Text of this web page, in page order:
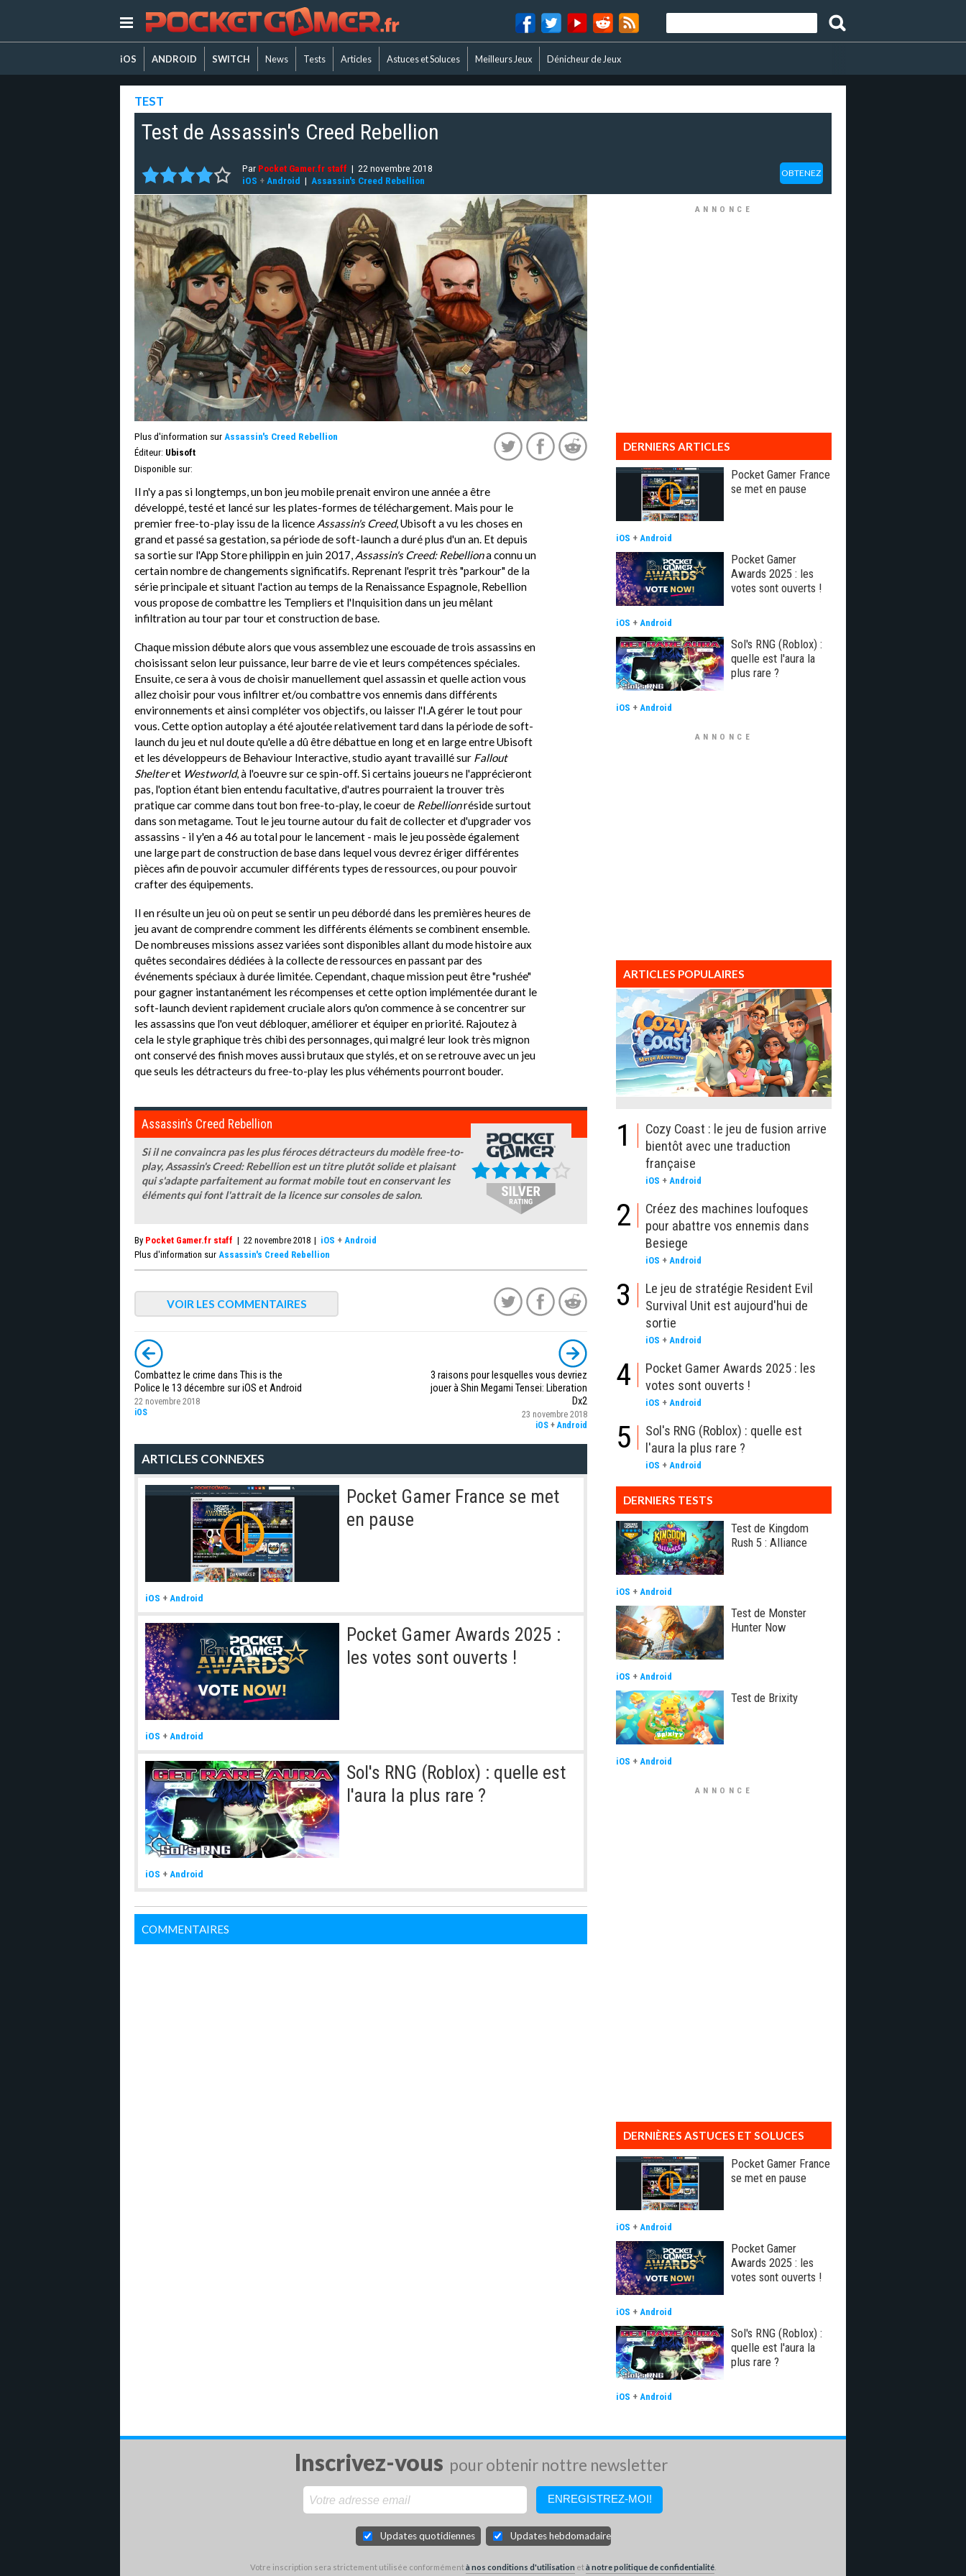
iOS ANDROID SWITCH News Tests Articles Astuces et Soluces Meilleurs Jeux Dénicheur de Jeux
TEST
Test de Assassin's Creed Rebellion
Par Pocket Gamer.fr staff | 22 novembre 2018
iOS + Android | Assassin's Creed Rebellion
OBTENEZ
Plus d'information sur Assassin's Creed Rebellion
Éditeur: Ubisoft
Disponible sur:
Il n'y a pas si longtemps, un bon jeu mobile prenait environ une année a être
développé, testé et lancé sur les plates-formes de téléchargement. Mais pour le
premier free-to-play issu de la licence Assassin's Creed, Ubisoft a vu les choses en
grand et passé sa gestation, sa période de soft-launch a duré plus d'un an. Et depuis
sa sortie sur l'App Store philippin en juin 2017, Assassin's Creed: Rebelliona connu un
certain nombre de changements significatifs. Reprenant l'esprit très "parkour" de la
série principale et situant l'action au temps de la Renaissance Espagnole, Rebellion
vous propose de combattre les Templiers et l'Inquisition dans un jeu mêlant
infiltration au tour par tour et construction de base.
Chaque mission débute alors que vous assemblez une escouade de trois assassins en
choisissant selon leur puissance, leur barre de vie et leurs compétences spéciales.
Ensuite, ce sera à vous de choisir manuellement quel assassin et quelle action vous
allez choisir pour vous infiltrer et/ou combattre vos ennemis dans différents
environnements et ainsi compléter vos objectifs, ou laisser l'I.A gérer le tout pour
vous. Cette option autoplay a été ajoutée relativement tard dans la période de soft-
launch du jeu et nul doute qu'elle a dû être débattue en long et en large entre Ubisoft
et les développeurs de Behaviour Interactive, studio ayant travaillé sur Fallout
Shelteret Westworld, à l'oeuvre sur ce spin-off. Si certains joueurs ne l'apprécieront
pas, l'option étant bien entendu facultative, d'autres pourraient la trouver très
pratique car comme dans tout bon free-to-play, le coeur de Rebellionréside surtout
dans son metagame. Tout le jeu tourne autour du fait de collecter et d'upgrader vos
assassins - il y'en a 46 au total pour le lancement - mais le jeu possède également
une large part de construction de base dans lequel vous devrez ériger différentes
pièces afin de pouvoir accumuler différents types de ressources, ou pour pouvoir
crafter des équipements.
Il en résulte un jeu où on peut se sentir un peu débordé dans les premières heures de
jeu avant de comprendre comment les différents éléments se combinent ensemble.
De nombreuses missions assez variées sont disponibles allant du mode histoire aux
quêtes secondaires dédiées à la collecte de ressources en passant par des
événements spéciaux à durée limitée. Cependant, chaque mission peut être "rushée"
pour gagner instantanément les récompenses et cette option implémentée durant le
soft-launch devient rapidement cruciale alors qu'on commence à se concentrer sur
les assassins que l'on veut débloquer, améliorer et équiper en priorité. Rajoutez à
cela le style graphique très chibi des personnages, qui malgré leur look très mignon
ont conservé des finish moves aussi brutaux que stylés, et on se retrouve avec un jeu
que seuls les détracteurs du free-to-play les plus véhéments pourront bouder.
Assassin's Creed Rebellion
Si il ne convaincra pas les plus féroces détracteurs du modèle free-to-
play, Assassin's Creed: Rebellion est un titre plutôt solide et plaisant
qui s'adapte parfaitement au format mobile tout en conservant les
éléments qui font l'attrait de la licence sur consoles de salon.
By Pocket Gamer.fr staff | 22 novembre 2018 | iOS + Android
Plus d'information sur Assassin's Creed Rebellion
VOIR LES COMMENTAIRES
Combattez le crime dans This is the
Police le 13 décembre sur iOS et Android
22 novembre 2018
iOS
3 raisons pour lesquelles vous devriez
jouer à Shin Megami Tensei: Liberation
Dx2
23 novembre 2018
iOS +Android
ARTICLES CONNEXES
Pocket Gamer France se met
en pause
iOS + Android
Pocket Gamer Awards 2025 :
les votes sont ouverts !
iOS + Android
Sol's RNG (Roblox) : quelle est
l'aura la plus rare ?
iOS + Android
COMMENTAIRES
ANNONCE
DERNIERS ARTICLES
Pocket Gamer France
se met en pause
iOS + Android
Pocket Gamer
Awards 2025 : les
votes sont ouverts !
iOS + Android
Sol's RNG (Roblox) :
quelle est l'aura la
plus rare ?
iOS + Android
ANNONCE
ARTICLES POPULAIRES
1
Cozy Coast : le jeu de fusion arrive
bientôt avec une traduction
française
iOS + Android
2
Créez des machines loufoques
pour abattre vos ennemis dans
Besiege
iOS + Android
3
Le jeu de stratégie Resident Evil
Survival Unit est aujourd'hui de
sortie
iOS + Android
4
Pocket Gamer Awards 2025 : les
votes sont ouverts !
iOS + Android
5
Sol's RNG (Roblox) : quelle est
l'aura la plus rare ?
iOS + Android
DERNIERS TESTS
Test de Kingdom
Rush 5 : Alliance
iOS + Android
Test de Monster
Hunter Now
iOS + Android
Test de Brixity
iOS + Android
ANNONCE
DERNIÈRES ASTUCES ET SOLUCES
Pocket Gamer France
se met en pause
iOS + Android
Pocket Gamer
Awards 2025 : les
votes sont ouverts !
iOS + Android
Sol's RNG (Roblox) :
quelle est l'aura la
plus rare ?
iOS + Android
Inscrivez-vous pour obtenir nottre newsletter
Updates quotidiennes Updates hebdomadaires
Votre inscription sera strictement utilisée conformémentà nos conditions d'utilisation età notre politique de confidentialité